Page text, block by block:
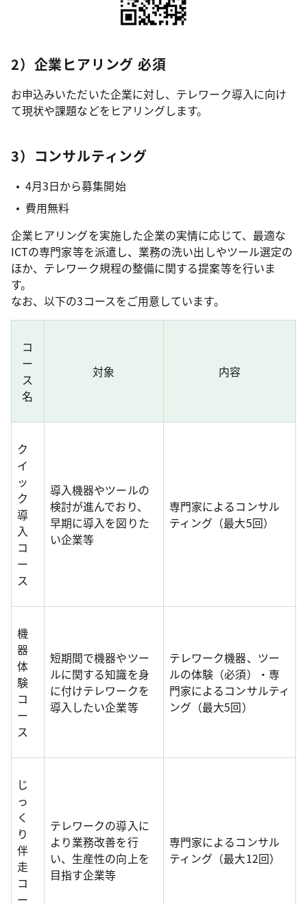
2）企業ヒアリング 必須
お申込みいただいた企業に対し、テレワーク導入に向け
て現状や課題などをヒアリングします。
3）コンサルティング
4月3日から募集開始
費用無料
企業ヒアリングを実施した企業の実情に応じて、最適な
ICTの専門家等を派遣し、業務の洗い出しやツール選定の
ほか、テレワーク規程の整備に関する提案等を行いま
す。
なお、以下の3コースをご用意しています。
コ
ー
ス
名
対象 内容
ク
イ
ッ
ク
導
入
コ
ー
ス
導入機器やツールの
検討が進んでおり、
早期に導入を図りた
い企業等
専門家によるコンサル
ティング（最大5回）
機
器
体
験
コ
ー
ス
短期間で機器やツー
ルに関する知識を身
に付けテレワークを
導入したい企業等
テレワーク機器、ツー
ルの体験（必須）・専
門家によるコンサルティ
ング（最大5回）
じ
っ
く
り
伴
走
コ
ー
テレワークの導入に
より業務改善を行
い、生産性の向上を
目指す企業等
専門家によるコンサル
ティング（最大12回）